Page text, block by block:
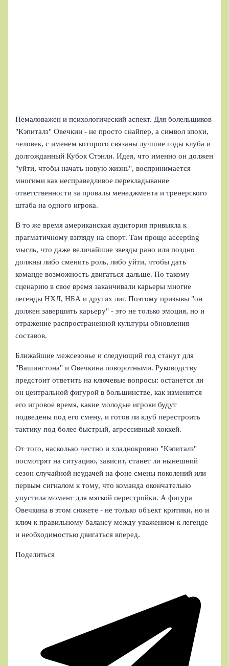
Немаловажен и психологический аспект. Для болельщиков
"Кэпиталз" Овечкин - не просто снайпер, а символ эпохи,
человек, с именем которого связаны лучшие годы клуба и
долгожданный Кубок Стэнли. Идея, что именно он должен
"уйти, чтобы начать новую жизнь", воспринимается
многими как несправедливое перекладывание
ответственности за провалы менеджмента и тренерского
штаба на одного игрока.
В то же время американская аудитория привыкла к
прагматичному взгляду на спорт. Там проще accepting
мысль, что даже величайшие звезды рано или поздно
должны либо сменить роль, либо уйти, чтобы дать
команде возможность двигаться дальше. По такому
сценарию в свое время заканчивали карьеры многие
легенды НХЛ, НБА и других лиг. Поэтому призывы "он
должен завершить карьеру" - это не только эмоция, но и
отражение распространенной культуры обновления
составов.
Ближайшие межсезонье и следующий год станут для
"Вашингтона" и Овечкина поворотными. Руководству
предстоит ответить на ключевые вопросы: останется ли
он центральной фигурой в большинстве, как изменится
его игровое время, какие молодые игроки будут
подведены под его смену, и готов ли клуб перестроить
тактику под более быстрый, агрессивный хоккей.
От того, насколько честно и хладнокровно "Кэпиталз"
посмотрят на ситуацию, зависит, станет ли нынешний
сезон случайной неудачей на фоне смены поколений или
первым сигналом к тому, что команда окончательно
упустила момент для мягкой перестройки. А фигура
Овечкина в этом сюжете - не только объект критики, но и
ключ к правильному балансу между уважением к легенде
и необходимостью двигаться вперед.
Поделиться